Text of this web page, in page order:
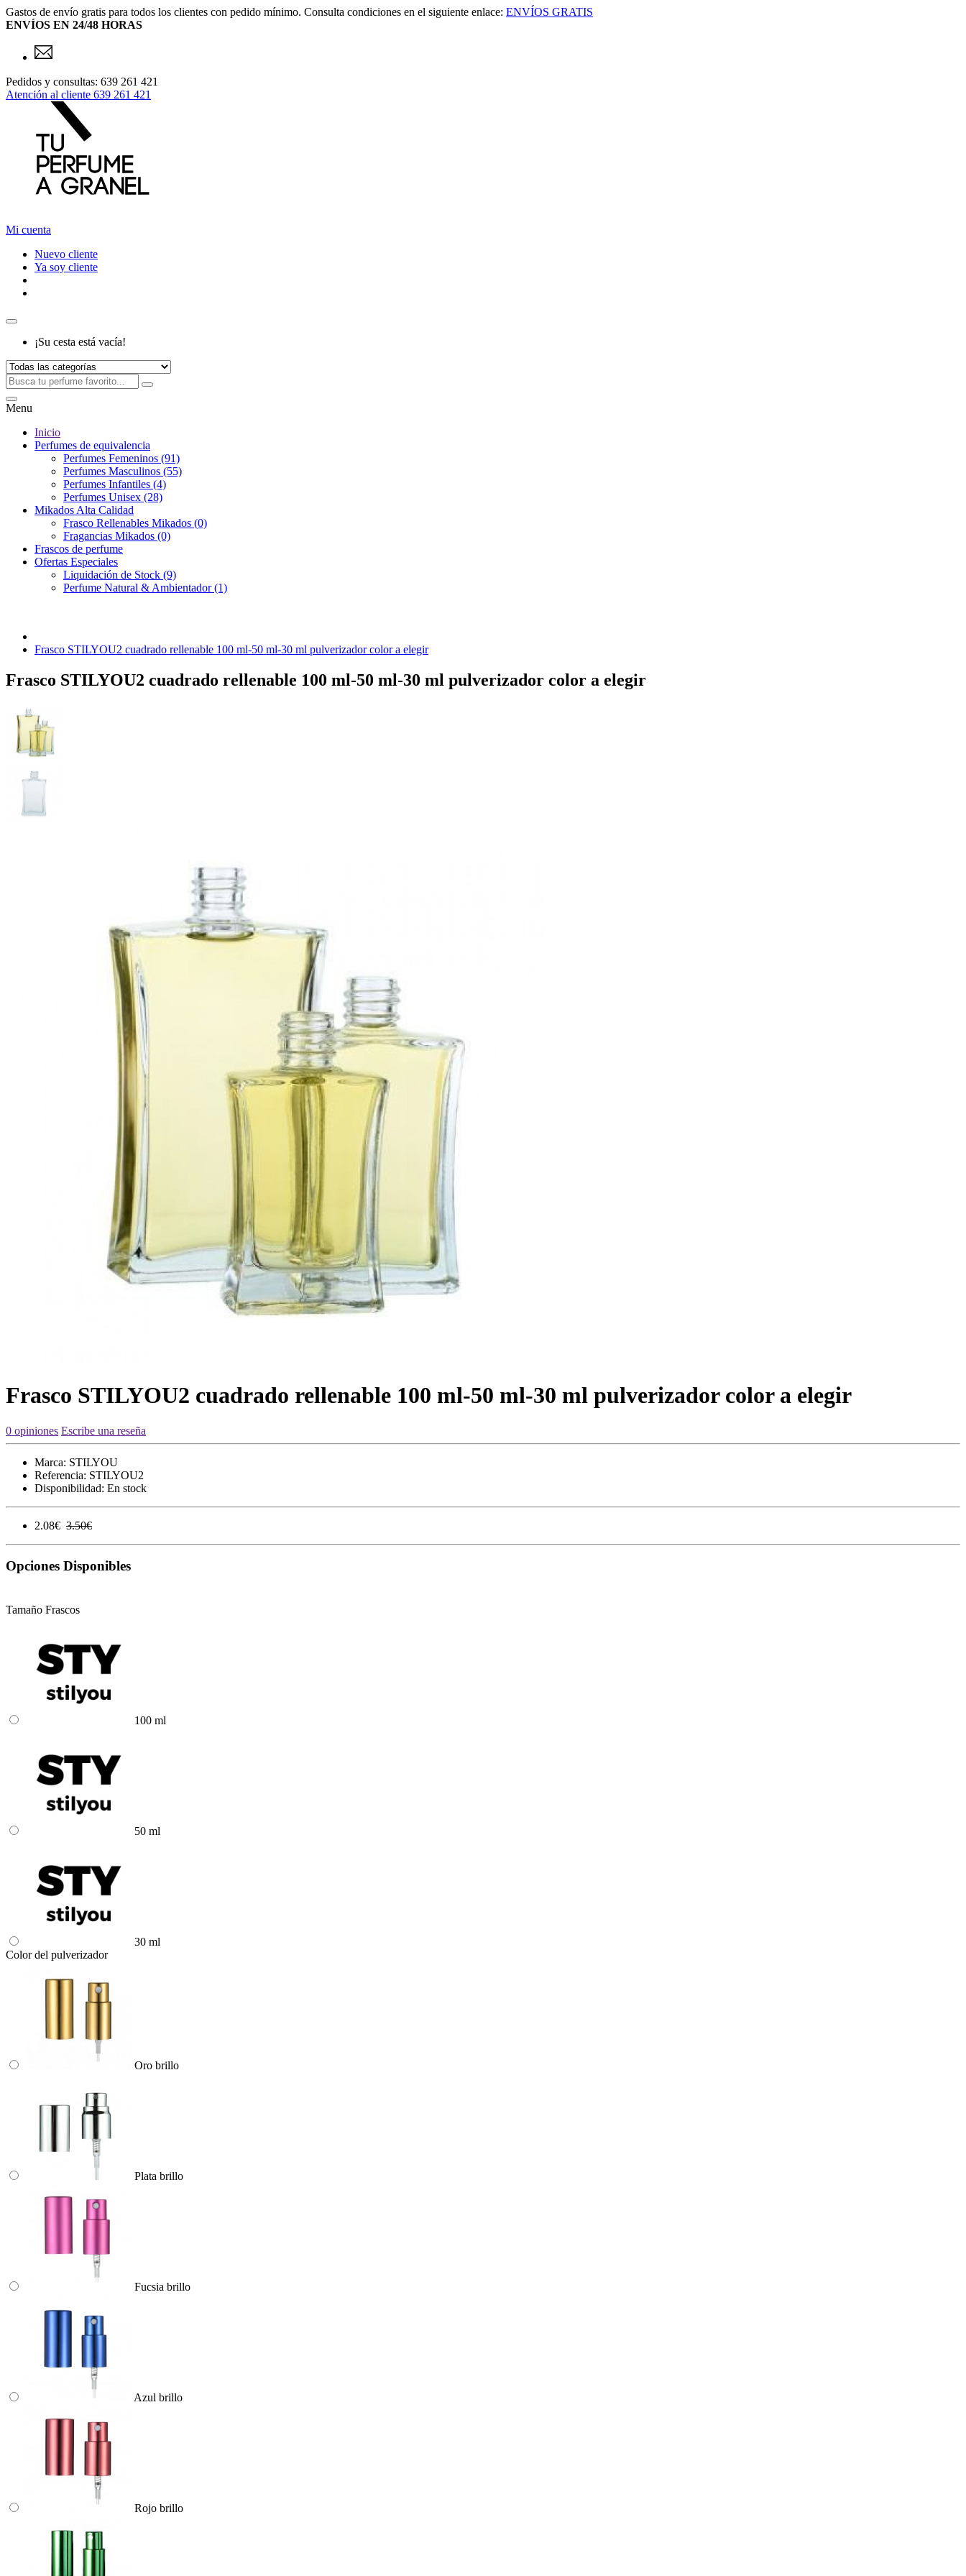
Gastos de envío gratis para todos los clientes con pedido mínimo. Consulta condiciones en el siguiente enlace: ENVÍOS GRATIS
ENVÍOS EN 24/48 HORAS
Pedidos y consultas: 639 261 421
Atención al cliente 639 261 421
Mi cuenta
Nuevo cliente
Ya soy cliente
¡Su cesta está vacía!
Menu
Inicio
Perfumes de equivalencia
Perfumes Femeninos (91)
Perfumes Masculinos (55)
Perfumes Infantiles (4)
Perfumes Unisex (28)
Mikados Alta Calidad
Frasco Rellenables Mikados (0)
Fragancias Mikados (0)
Frascos de perfume
Ofertas Especiales
Liquidación de Stock (9)
Perfume Natural & Ambientador (1)
Frasco STILYOU2 cuadrado rellenable 100 ml-50 ml-30 ml pulverizador color a elegir
Frasco STILYOU2 cuadrado rellenable 100 ml-50 ml-30 ml pulverizador color a elegir
Frasco STILYOU2 cuadrado rellenable 100 ml-50 ml-30 ml pulverizador color a elegir
0 opiniones Escribe una reseña
Marca: STILYOU
Referencia: STILYOU2
Disponibilidad: En stock
2.08€ 3.50€
Opciones Disponibles
Tamaño Frascos
100 ml
50 ml
30 ml
Color del pulverizador
Oro brillo
Plata brillo
Fucsia brillo
Azul brillo
Rojo brillo